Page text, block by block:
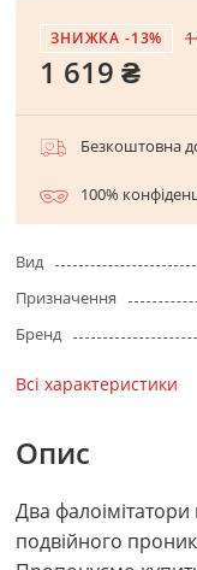
ЗНИЖКА -13%
1 619 ₴
Безкоштовна
100%
Вид
Призначення
Бренд
Всі характеристики
Опис
Два
подвійного